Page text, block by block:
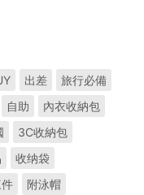
出差
旅行必備
自助
內衣收納包
3C收納包
收纳袋
附泳帽